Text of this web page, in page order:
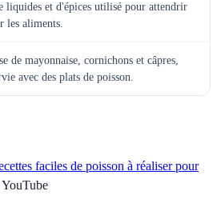
liquides et d'épices utilisé pour attendrir
les aliments.
de mayonnaise, cornichons et câpres,
avec des plats de poisson.
faciles de poisson à réaliser pour
YouTube